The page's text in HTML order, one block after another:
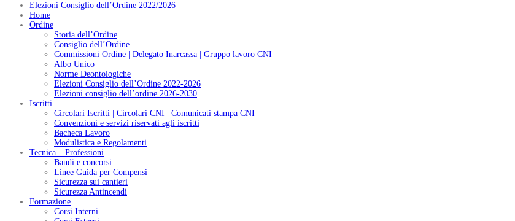
Elezioni Consiglio dell’Ordine 2022/2026
Home
Ordine
Storia dell’Ordine
Consiglio dell’Ordine
Commissioni Ordine | Delegato Inarcassa | Gruppo lavoro CNI
Albo Unico
Norme Deontologiche
Elezioni Consiglio dell’Ordine 2022-2026
Elezioni consiglio dell’ordine 2026-2030
Iscritti
Circolari Iscritti | Circolari CNI | Comunicati stampa CNI
Convenzioni e servizi riservati agli iscritti
Bacheca Lavoro
Modulistica e Regolamenti
Tecnica – Professioni
Bandi e concorsi
Linee Guida per Compensi
Sicurezza sui cantieri
Sicurezza Antincendi
Formazione
Corsi Interni